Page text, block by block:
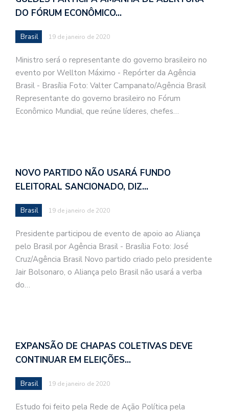
DO FÓRUM ECONÔMICO…
Brasil 19 de janeiro de 2020
Ministro será o representante do governo brasileiro no
evento por Wellton Máximo - Repórter da Agência
Brasil - Brasília Foto: Valter Campanato/Agência Brasil
Representante do governo brasileiro no Fórum
Econômico Mundial, que reúne líderes, chefes…
NOVO PARTIDO NÃO USARÁ FUNDO
ELEITORAL SANCIONADO, DIZ…
Brasil 19 de janeiro de 2020
Presidente participou de evento de apoio ao Aliança
pelo Brasil por Agência Brasil - Brasília Foto: José
Cruz/Agência Brasil Novo partido criado pelo presidente
Jair Bolsonaro, o Aliança pelo Brasil não usará a verba
do…
EXPANSÃO DE CHAPAS COLETIVAS DEVE
CONTINUAR EM ELEIÇÕES…
Brasil 19 de janeiro de 2020
Estudo foi feito pela Rede de Ação Política pela